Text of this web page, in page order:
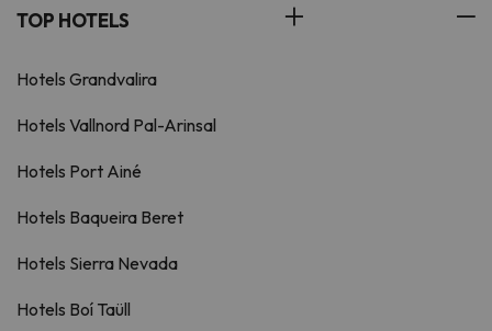
TOP HOTELS
Hotels Grandvalira
Hotels Vallnord Pal-Arinsal
Hotels Port Ainé
Hotels Baqueira Beret
Hotels Sierra Nevada
Hotels Boí Taüll